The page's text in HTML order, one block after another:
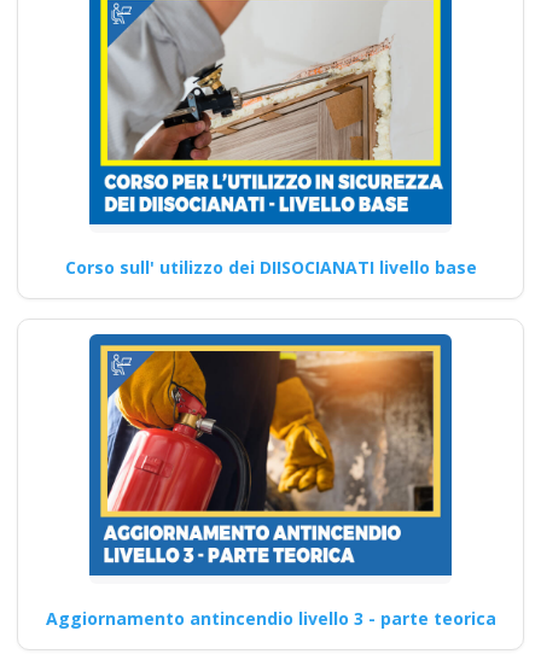
Corso sull' utilizzo dei DIISOCIANATI livello base
Aggiornamento antincendio livello 3 - parte teorica